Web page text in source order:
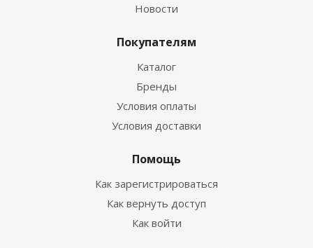
Новости
Покупателям
Каталог
Бренды
Условия оплаты
Условия доставки
Помощь
Как зарегистрироваться
Как вернуть доступ
Как войти